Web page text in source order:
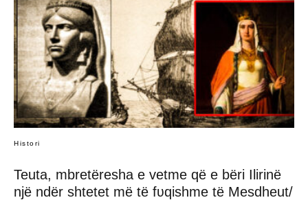
Histori
Teuta, mbretëresha e vetme që e bëri Ilirinë
një ndër shtetet më të fʋqishme të Mesdheut/